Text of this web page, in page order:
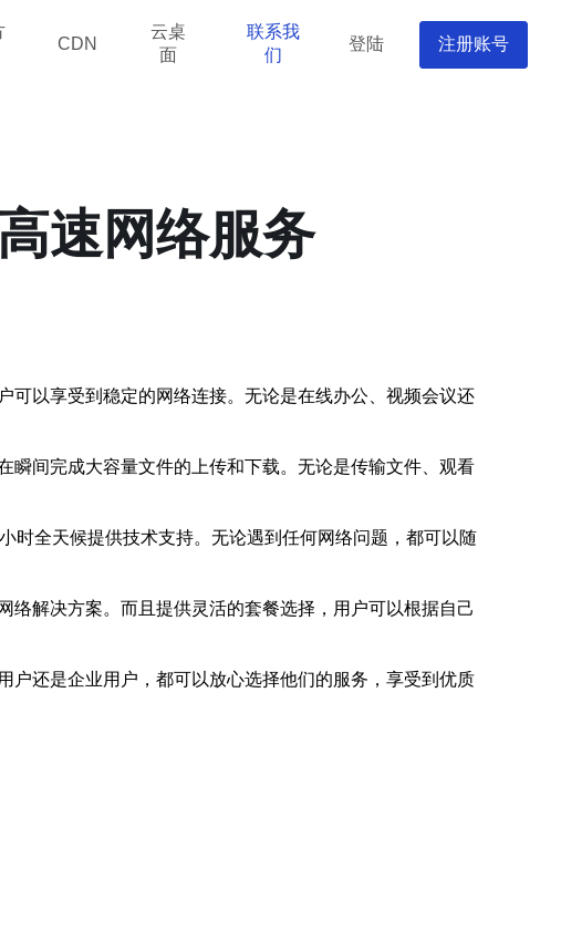
CDN
云桌
面
联系我
们
登陆 注册账号
速网络服务
可以享受到稳定的网络连接。无论是在线办公、视频会议还
瞬间完成大容量文件的上传和下载。无论是传输文件、观看
时全天候提供技术支持。无论遇到任何网络问题，都可以随
解决方案。而且提供灵活的套餐选择，用户可以根据自己
户还是企业用户，都可以放心选择他们的服务，享受到优质